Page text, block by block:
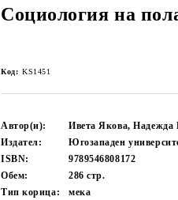
Социология на
Код: KS1451
Автор(и):
Ивета Якова, Надежда
Издател:
Югозападен
ISBN:
9789546808172
Обем:
286стр.
Тип корица:
мека